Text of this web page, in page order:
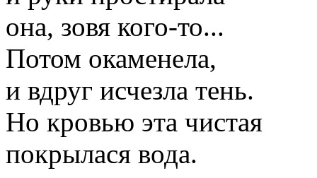
она, зовя кого-то...
Потом окаменела,
и вдруг исчезла тень.
Но кровью эта чистая
покрылася вода.